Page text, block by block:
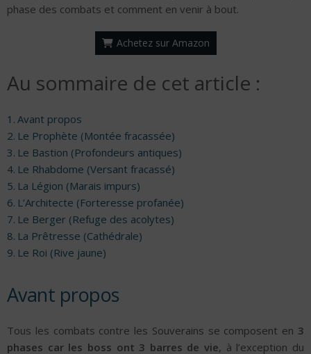
phase des combats et comment en venir à bout.
Achetez sur Amazon
Au sommaire de cet article :
Avant propos
Le Prophète (Montée fracassée)
Le Bastion (Profondeurs antiques)
Le Rhabdome (Versant fracassé)
La Légion (Marais impurs)
L’Architecte (Forteresse profanée)
Le Berger (Refuge des acolytes)
La Prêtresse (Cathédrale)
Le Roi (Rive jaune)
Avant propos
Tous les combats contre les Souverains se composent en 3
phases car les boss ont 3 barres de vie, à l’exception du